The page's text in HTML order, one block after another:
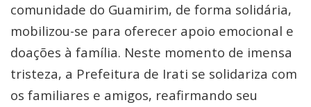
comunidade do Guamirim, de forma solidária,
mobilizou-se para oferecer apoio emocional e
doações à família. Neste momento de imensa
tristeza, a Prefeitura de Irati se solidariza com
os familiares e amigos, reafirmando seu